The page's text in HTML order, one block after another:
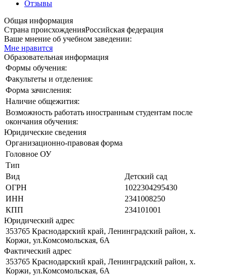
Отзывы
Общая информация
Страна происхожденияРоссийская федерация
Ваше мнение об учебном заведении:
Мне нравится
Образовательная информация
Формы обучения:
Факультеты и отделения:
Форма зачисления:
Наличие общежития:
Возможность работать иностранным студентам после
окончания обучения:
Юридические сведения
Организационно-правовая форма
Головное ОУ
Тип
Вид
Детский сад
ОГРН
1022304295430
ИНН
2341008250
КПП
234101001
Юридический адрес
353765 Краснодарский край, Ленинградский район, х.
Коржи, ул.Комсомольская, 6А
Фактический адрес
353765 Краснодарский край, Ленинградский район, х.
Коржи, ул.Комсомольская, 6А